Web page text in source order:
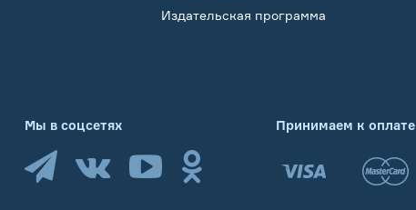
Издательская программа
Принимаем к оплате
Мы в соцсетях